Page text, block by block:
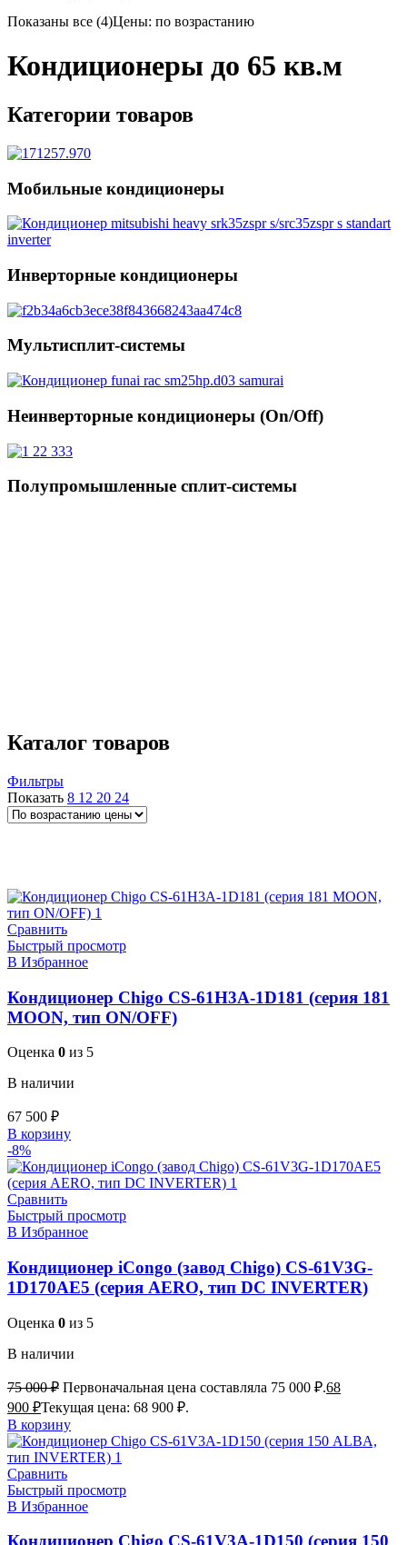
Показаны все (4)Цены: по возрастанию
Кондиционеры до 65 кв.м
Категории товаров
Мобильные кондиционеры
Инверторные кондиционеры
Мультисплит-системы
Неинверторные кондиционеры (On/Off)
Полупромышленные сплит-системы
Каталог товаров
Фильтры
Показать 8 12 20 24
Сравнить
Быстрый просмотр
В Избранное
Кондиционер Chigo CS-61H3A-1D181 (серия 181
MOON, тип ON/OFF)
Оценка 0 из 5
В наличии
67 500 ₽
В корзину
-8%
Сравнить
Быстрый просмотр
В Избранное
Кондиционер iCongo (завод Chigo) CS-61V3G-
1D170AE5 (серия AERO, тип DC INVERTER)
Оценка 0 из 5
В наличии
75 000₽ Первоначальная цена составляла 75 000 ₽.68
900 ₽Текущая цена: 68 900 ₽.
В корзину
Сравнить
Быстрый просмотр
В Избранное